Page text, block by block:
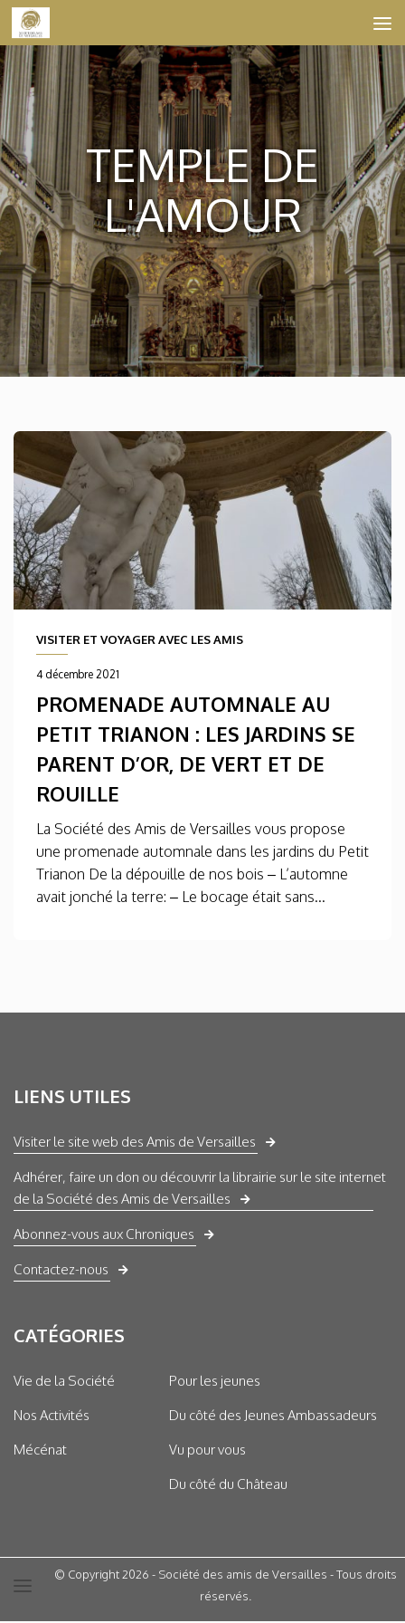
Skip to content
TEMPLE DE
L'AMOUR
VISITER ET VOYAGER AVEC LES AMIS
4 décembre 2021
PROMENADE AUTOMNALE AU
PETIT TRIANON : LES JARDINS SE
PARENT D’OR, DE VERT ET DE
ROUILLE
La Société des Amis de Versailles vous propose
une promenade automnale dans les jardins du Petit
Trianon De la dépouille de nos bois – L’automne
avait jonché la terre: – Le bocage était sans...
LIENS UTILES
Visiter le site web des Amis de Versailles
Adhérer, faire un don ou découvrir la librairie sur le site internet
de la Société des Amis de Versailles
Abonnez-vous aux Chroniques
Contactez-nous
CATÉGORIES
Vie de la Société
Nos Activités
Mécénat
Pour les jeunes
Du côté des Jeunes Ambassadeurs
Vu pour vous
Du côté du Château
© Copyright 2026 - Société des amis de Versailles - Tous droits
réservés.